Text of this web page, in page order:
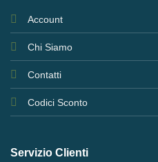
Account
Chi Siamo
Contatti
Codici Sconto
Servizio Clienti